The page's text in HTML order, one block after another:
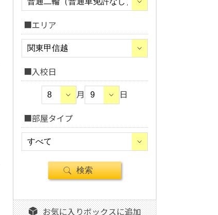
■エリア
■入校日
月
日
■部屋タイプ
お気に入りボックスに追加